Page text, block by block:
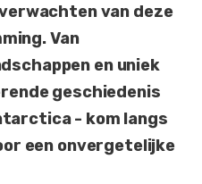
van deze
Van
en uniek
geschiedenis
- kom langs
een onvergetelijke